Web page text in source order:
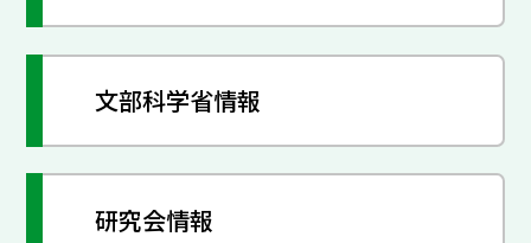
文部科学省情報
研究会情報